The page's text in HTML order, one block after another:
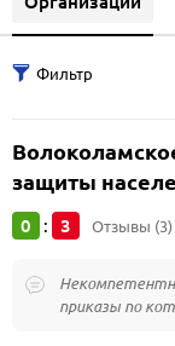
защиты
0 : 3 Отзывы (3)
приказы по